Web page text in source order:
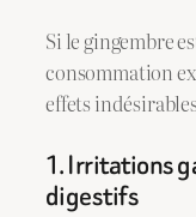
Si le gingembre
consommation
effets
1. Irritations
digestifs